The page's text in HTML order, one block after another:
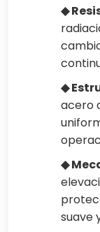
◆
◆
acero
◆
suave